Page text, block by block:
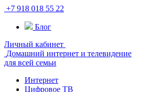
+7 918 018 55 22
Блог
Личный кабинет
Домашний интернет и телевидение
для всей семьи
Интернет
Цифровое ТВ